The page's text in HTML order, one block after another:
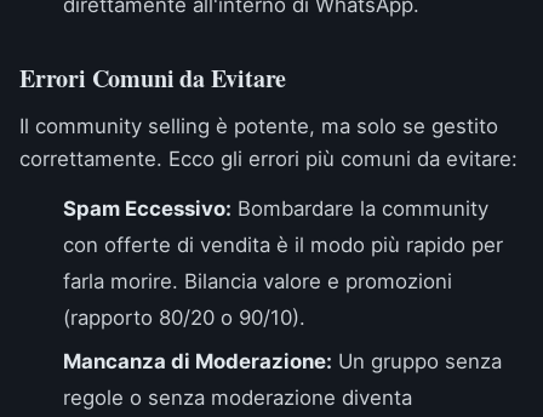
direttamente all'interno di WhatsApp.
Errori Comuni da Evitare
Il community selling è potente, ma solo se gestito
correttamente. Ecco gli errori più comuni da evitare:
Spam Eccessivo: Bombardare la community
con offerte di vendita è il modo più rapido per
farla morire. Bilancia valore e promozioni
(rapporto 80/20 o 90/10).
Mancanza di Moderazione: Un gruppo senza
regole o senza moderazione diventa